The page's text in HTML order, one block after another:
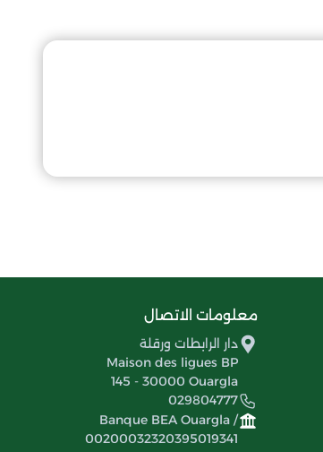
معلومات الاتصال
دار الرابطات ورقلة
Maison des ligues BP
145 - 30000 Ouargla
029804777
Banque BEA Ouargla /
00200032320395019341